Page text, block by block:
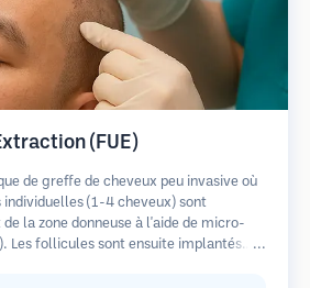
(FUE)
de greffe de cheveux peu invasive où
(1-4 cheveux) sont
la zone donneuse à l'aide de micro-
Les follicules sont ensuite implantés